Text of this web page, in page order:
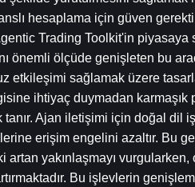
hesaplama için güven
Trading Toolkit'in piyasaya
önemli ölçüde genişleten bu
etkileşimi sağlamak üzere
ihtiyaç duymadan karmaşık
tanır. Ajan iletişimi için doğal dil
erişim engelini azaltır. Bu
artan yakınlaşmayı
Bu işlevlerin